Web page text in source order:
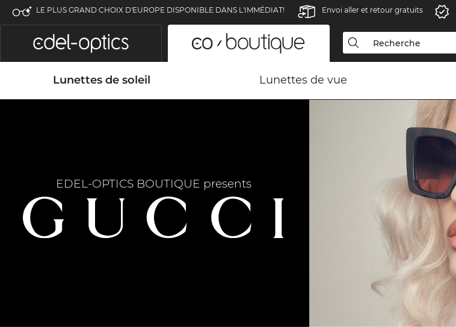
LE PLUS GRAND CHOIX D'EUROPE DISPONIBLE DANS L'IMMÉDIAT! Envoi aller et retour gratuits
Lunettes de soleil Lunettes de vue
EDEL-OPTICS BOUTIQUE presents